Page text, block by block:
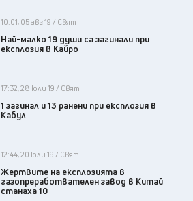
10:01, 05 авг 19 / Свят
Най-малко 19 души са загинали при
експлозия в Кайро
17:32, 28 юли 19 / Свят
1 загинал и 13 ранени при експлозия в
Кабул
12:44, 20 юли 19 / Свят
Жертвите на експлозията в
газопреработвателен завод в Китай
станаха 10